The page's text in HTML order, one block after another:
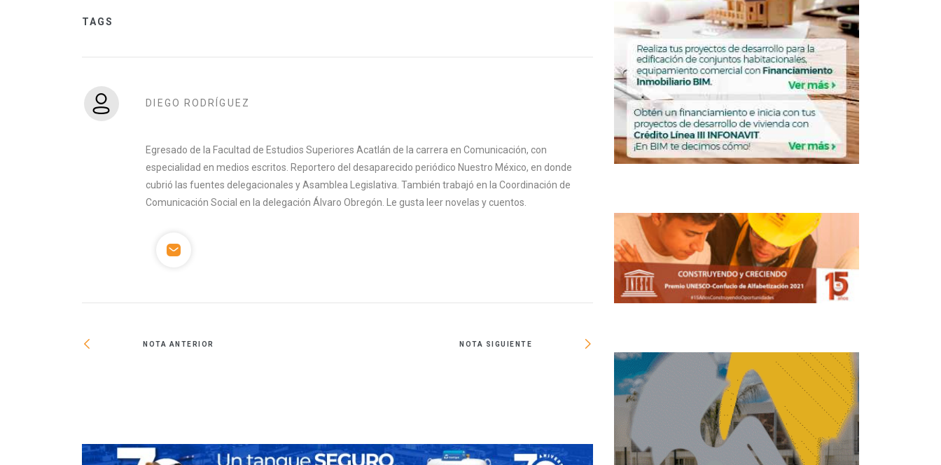
TAGS
DIEGO RODRÍGUEZ
Egresado de la Facultad de Estudios Superiores Acatlán de la carrera en Comunicación, con
especialidad en medios escritos. Reportero del desaparecido periódico Nuestro México, en donde
cubrió las fuentes delegacionales y Asamblea Legislativa. También trabajó en la Coordinación de
Comunicación Social en la delegación Álvaro Obregón. Le gusta leer novelas y cuentos.
NOTA ANTERIOR NOTA SIGUIENTE
Vivienda, eje de la inclusión social:
Coparmex